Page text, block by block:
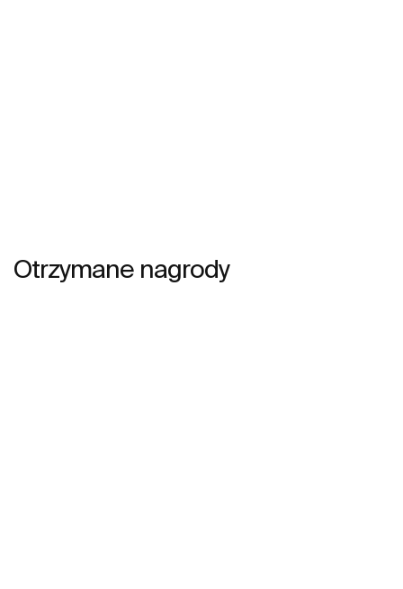
Otrzymane nagrody